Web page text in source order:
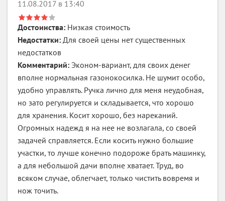
11.08.2017 в 13:40
Достоинства: Низкая стоимость
Недостатки: Для своей цены нет существенных
недостатков
Комментарий: Эконом-вариант, для своих денег
вполне нормальная газонокосилка. Не шумит особо,
удобно управлять. Ручка лично для меня неудобная,
но зато регулируется и складывается, что хорошо
для хранения. Косит хорошо, без нареканий.
Огромных надежд я на нее не возлагала, со своей
задачей справляется. Если косить нужно большие
участки, то лучше конечно подороже брать машинку,
а для небольшой дачи вполне хватает. Труд, во
всяком случае, облегчает, только чистить вовремя и
нож точить.